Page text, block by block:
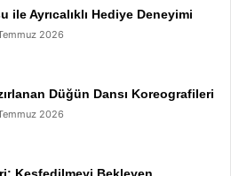
ile Ayrıcalıklı Hediye Deneyimi
2026
Düğün Dansı Koreografileri
2026